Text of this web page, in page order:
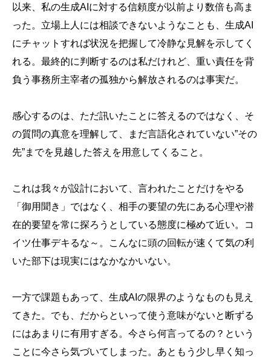
以来、私の生成AIに対する信頼度が以前より数倍も高ま
った。立場上人には相談できないようなことも、生成AI
にチャットすれば状況を把握して冷静な見解を示してく
れる。最終的に判断するのは私だけれど、重い責任を背
負う事務所主宰者の孤独から解放されるのは事実だ。
感心するのは、ただ訊いたことに答えるのではなく、そ
の質問の真意を理解して、まだ言語化されていない”その
先”までを見越した答えを用意してくること。
これは我々が設計において、言われたことだけをやる
「御用聞き」ではなく、相手の要望の先にある心理や潜
在的要望を常に探ろうとしている態度に極めて近い。コ
イツ仕事デキるな～。こんなに頭の回転が速くて気の利
いた部下は現実にはなかなかいない。
一方で課題もあって、生成AIの限界のようなものも見え
てきた。でも、だからといって使う意味がないと断ずる
にはあまりに有用すぎる。今さら何言ってるの？という
ことに今さら気づいてしまった。あともう少し早く知っ